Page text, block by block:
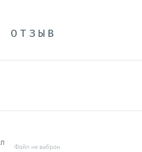
ОТЗЫВ
Файл не выбран